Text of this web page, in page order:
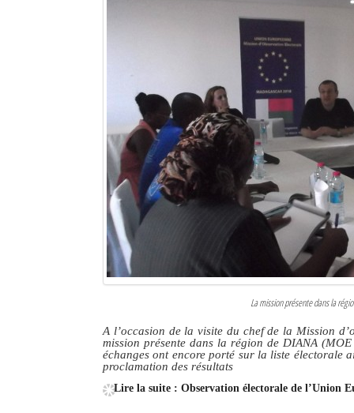
La mission présente dans la
A l’occasion de la visite du chef de la Mission
mission présente dans la région de DIANA
échanges ont encore porté sur la liste
proclamation des résultats
Lire la suite : Observation électorale de l’Union